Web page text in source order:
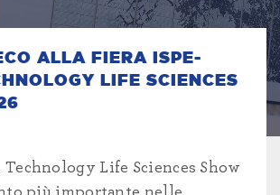
ALLA FIERA ISPE-
LIFE SCIENCES
Technology Life Sciences Show